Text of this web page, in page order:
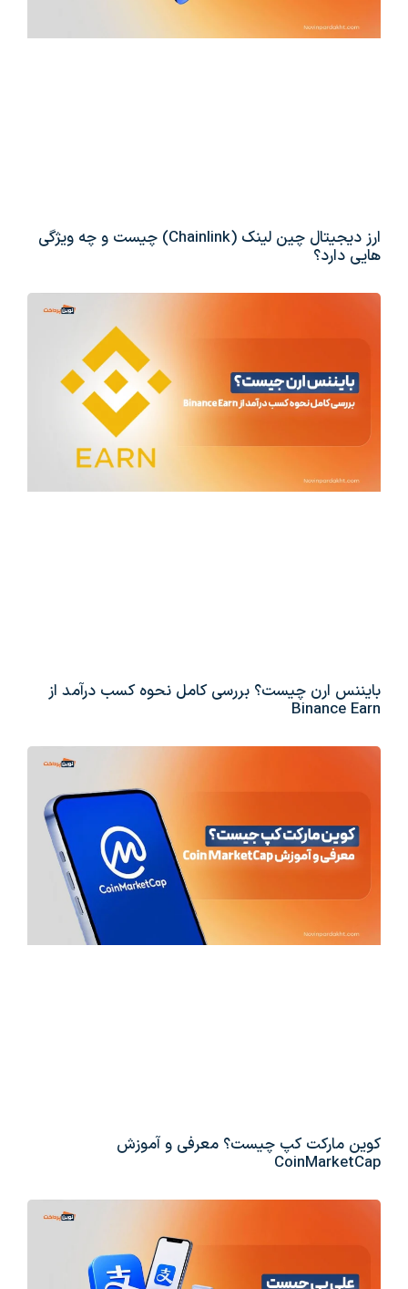
ارز دیجیتال چین لینک (Chainlink) چیست و چه ویژگی
هایی دارد؟
بایننس ارن چیست؟ بررسی کامل نحوه کسب درآمد از
Binance Earn
کوین مارکت کپ چیست؟ معرفی و آموزش
CoinMarketCap